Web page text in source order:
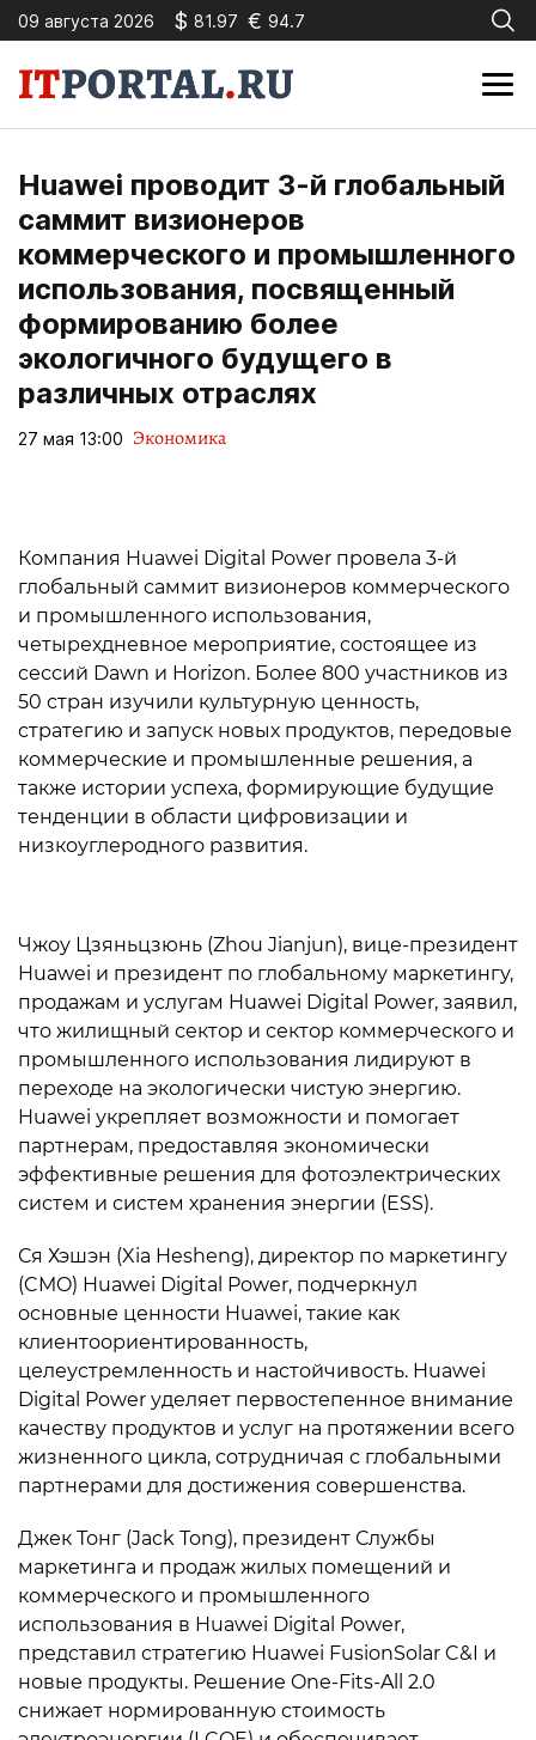
09 августа 2026 $ 81.97 € 94.7
Huawei проводит 3-й глобальный
саммит визионеров
коммерческого и промышленного
использования, посвященный
формированию более
экологичного будущего в
различных отраслях
27 мая 13:00 Экономика
Компания Huawei Digital Power провела 3-й
глобальный саммит визионеров коммерческого
и промышленного использования,
четырехдневное мероприятие, состоящее из
сессий Dawn и Horizon. Более 800 участников из
50 стран изучили культурную ценность,
стратегию и запуск новых продуктов, передовые
коммерческие и промышленные решения, а
также истории успеха, формирующие будущие
тенденции в области цифровизации и
низкоуглеродного развития.
Чжоу Цзяньцзюнь (Zhou Jianjun), вице-президент
Huawei и президент по глобальному маркетингу,
продажам и услугам Huawei Digital Power, заявил,
что жилищный сектор и сектор коммерческого и
промышленного использования лидируют в
переходе на экологически чистую энергию.
Huawei укрепляет возможности и помогает
партнерам, предоставляя экономически
эффективные решения для фотоэлектрических
систем и систем хранения энергии (ESS).
Ся Хэшэн (Xia Hesheng), директор по маркетингу
(CMO) Huawei Digital Power, подчеркнул
основные ценности Huawei, такие как
клиентоориентированность,
целеустремленность и настойчивость. Huawei
Digital Power уделяет первостепенное внимание
качеству продуктов и услуг на протяжении всего
жизненного цикла, сотрудничая с глобальными
партнерами для достижения совершенства.
Джек Тонг (Jack Tong), президент Службы
маркетинга и продаж жилых помещений и
коммерческого и промышленного
использования в Huawei Digital Power,
представил стратегию Huawei FusionSolar C&I и
новые продукты. Решение One-Fits-All 2.0
снижает нормированную стоимость